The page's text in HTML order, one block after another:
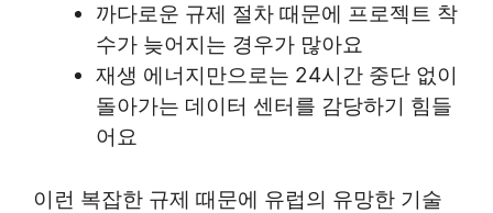
까다로운 규제 절차 때문에 프로젝트 착
수가 늦어지는 경우가 많아요
재생 에너지만으로는 24시간 중단 없이
돌아가는 데이터 센터를 감당하기 힘들
어요
이런 복잡한 규제 때문에 유럽의 유망한 기술